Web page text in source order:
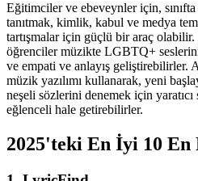
Eğitimciler ve ebeveynler için,
tanıtmak, kimlik, kabul ve medya
tartışmalar için güçlü bir araç
öğrenciler müzikte LGBTQ+
ve empati ve anlayış geliştirebilirler.
müzik yazılımı kullanarak, yeni
neşeli sözlerini denemek için
eğlenceli hale getirebilirler.
2025'teki En İyi 10 En